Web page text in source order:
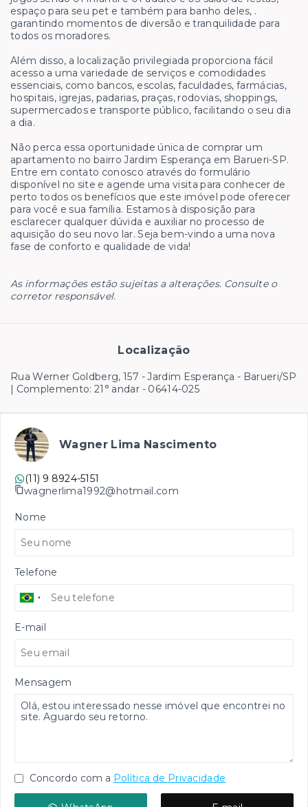
espaço para seu pet e também para banho deles, .
garantindo momentos de diversão e tranquilidade para
todos os moradores.
Além disso, a localização privilegiada proporciona fácil
acesso a uma variedade de serviços e comodidades
essenciais, como bancos, escolas, faculdades, farmácias,
hospitais, igrejas, padarias, praças, rodovias, shoppings,
supermercados e transporte público, facilitando o seu dia
a dia.
Não perca essa oportunidade única de comprar um
apartamento no bairro Jardim Esperança em Barueri-SP.
Entre em contato conosco através do formulário
disponível no site e agende uma visita para conhecer de
perto todos os benefícios que este imóvel pode oferecer
para você e sua família. Estamos à disposição para
esclarecer qualquer dúvida e auxiliar no processo de
aquisição do seu novo lar. Seja bem-vindo a uma nova
fase de conforto e qualidade de vida!
As informações estão sujeitas a alterações. Consulte o
corretor responsável.
Localização
Rua Werner Goldberg, 157 - Jardim Esperança - Barueri/SP
| Complemento: 21° andar - 06414-025
Wagner Lima Nascimento
(11) 9 8924-5151
wagnerlima1992@hotmail.com
Nome
Telefone
E-mail
Mensagem
Concordo com a Política de Privacidade